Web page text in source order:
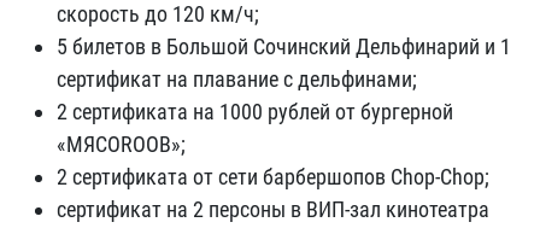
скорость до 120 км/ч;
5 билетов в Большой Сочинский Дельфинарий и 1
сертификат на плавание с дельфинами;
2 сертификата на 1000 рублей от бургерной
«МЯСОROOB»;
2 сертификата от сети барбершопов Chop-Сhop;
сертификат на 2 персоны в ВИП-зал кинотеатра